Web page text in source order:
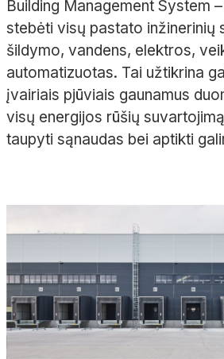
Building Management System
stebėti visų pastato inžinerinių
šildymo, vandens, elektros,
automatizuotas. Tai užtikrina
įvairiais pjūviais gaunamus
visų energijos rūšių
taupyti sąnaudas bei aptikti